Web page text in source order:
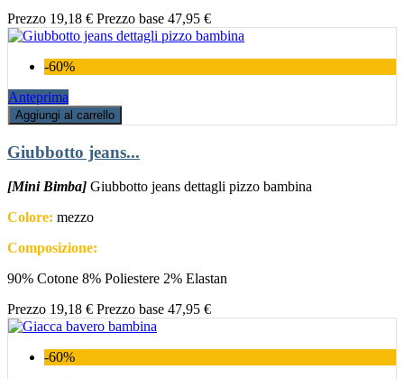
Prezzo 19,18 € Prezzo base 47,95 €
-60%
Anteprima
Aggiungi al carrello
Giubbotto jeans...
[Mini Bimba] Giubbotto jeans dettagli pizzo bambina
Colore: mezzo
Composizione:
90% Cotone 8% Poliestere 2% Elastan
Prezzo 19,18 € Prezzo base 47,95 €
-60%